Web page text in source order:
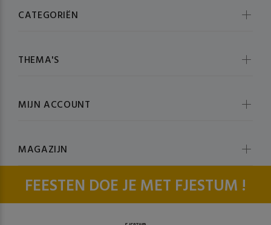
FEESTEN DOE JE MET FJESTUM !
CATEGORIËN
THEMA'S
MIJN ACCOUNT
MAGAZIJN